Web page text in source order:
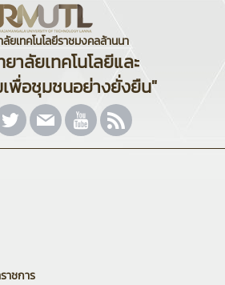
ยเทคโนโลยีราชมงคลล้านนา
าลัยเทคโนโลยีและ
พื่อชุมชนอย่างยั่งยืน"
าชการ